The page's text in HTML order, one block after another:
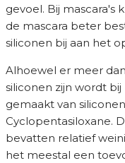
gevoel. Bij mascara's
de mascara beter
siliconen bij aan het
Alhoewel er meer
siliconen zijn wordt
gemaakt van
Cyclopentasiloxane.
bevatten relatief
het meestal een